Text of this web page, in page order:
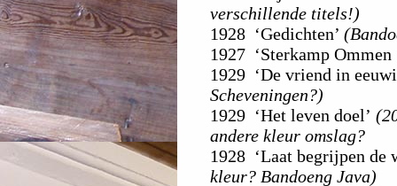
verschillende titels!)
1928 ‘Gedichten’
1927 ‘Sterkamp
1929 ‘De vriend in
Scheveningen?)
1929 ‘Het leven doel’
andere kleur omslag?
1928 ‘Laat begrijpen de
kleur? Bandoeng Java)